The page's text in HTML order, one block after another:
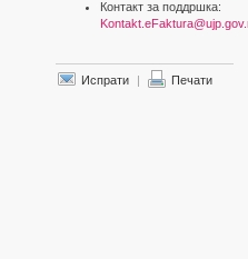
Контакт за поддршка:
Испрати | Печати